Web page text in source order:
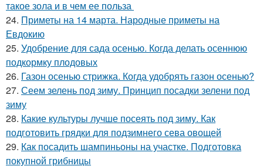
такое зола и в чем ее польза
24. Приметы на 14 марта. Народные приметы на
Евдокию
25. Удобрение для сада осенью. Когда делать осеннюю
подкормку плодовых
26. Газон осенью стрижка. Когда удобрять газон осенью?
27. Сеем зелень под зиму. Принцип посадки зелени под
зиму
28. Какие культуры лучше посеять под зиму. Как
подготовить грядки для подзимнего сева овощей
29. Как посадить шампиньоны на участке. Подготовка
покупной грибницы